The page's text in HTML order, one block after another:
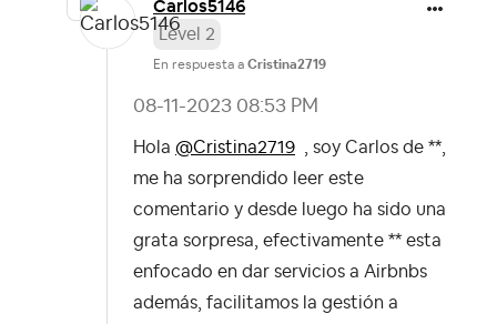
Carlos5146
Level 2
En respuesta a Cristina2719
‎08-11-2023 08:53 PM
Hola @Cristina2719 , soy Carlos de **,
me ha sorprendido leer este
comentario y desde luego ha sido una
grata sorpresa, efectivamente ** esta
enfocado en dar servicios a Airbnbs
además, facilitamos la gestión a